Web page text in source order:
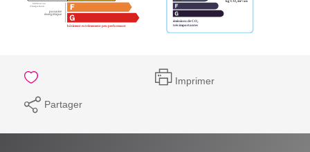
Imprimer
Partager